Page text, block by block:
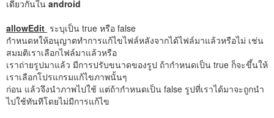
เดียวกันใน android
allowEdit ระบุเป็น true หรือ false
กำหนดหให้อนุญาตทำการแก้ไขไฟล์หลังจากได้ไฟล์มาแล้วหรือไม่ เช่น
สมมติเราเลือกไฟล์มาแล้วหรือ
เราถ่ายรูปมาแล้ว มีการปรับขนาดของรูป ถ้ากำหนดเป็น true ก็จะขึ้นให้
เราเลือกโปรแกรมแก้ไขภาพนั้นๆ
ก่อน แล้วจึงนำภาพไปใช้ แต่ถ้ากำหนดเป็น false รูปที่เราได้มาจะถูกนำ
ไปใช้ทันทีโดยไม่มีการแก้ไข